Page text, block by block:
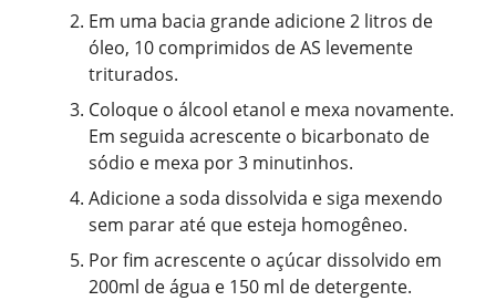
Em uma bacia grande adicione 2 litros de
óleo, 10 comprimidos de AS levemente
triturados.
Coloque o álcool etanol e mexa novamente.
Em seguida acrescente o bicarbonato de
sódio e mexa por 3 minutinhos.
Adicione a soda dissolvida e siga mexendo
sem parar até que esteja homogêneo.
Por fim acrescente o açúcar dissolvido em
200ml de água e 150 ml de detergente.